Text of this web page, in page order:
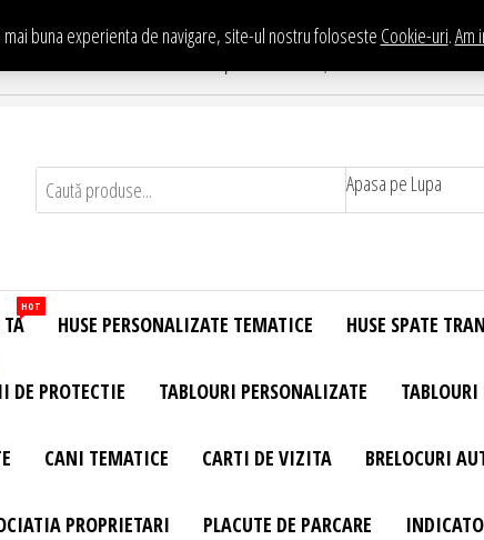
mai buna experienta de navigare, site-ul nostru foloseste Cookie-uri.Am
Te asteptam in Showroom eHuse.ro
Apasa pe Lupa
TA
HOT
HUSE PERSONALIZATE TEMATICE HUSE SPATE
DE PROTECTIE TABLOURI PERSONALIZATE TABLOURI
CANI TEMATICE CARTI DE VIZITA BRELOCURI
PROPRIETARI PLACUTE DE PARCARE